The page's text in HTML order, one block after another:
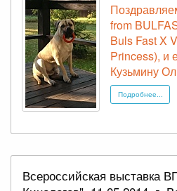
from
Buls Fast X
Princess), и
Кузьмину
Подробнее...
Всероссийская выставка